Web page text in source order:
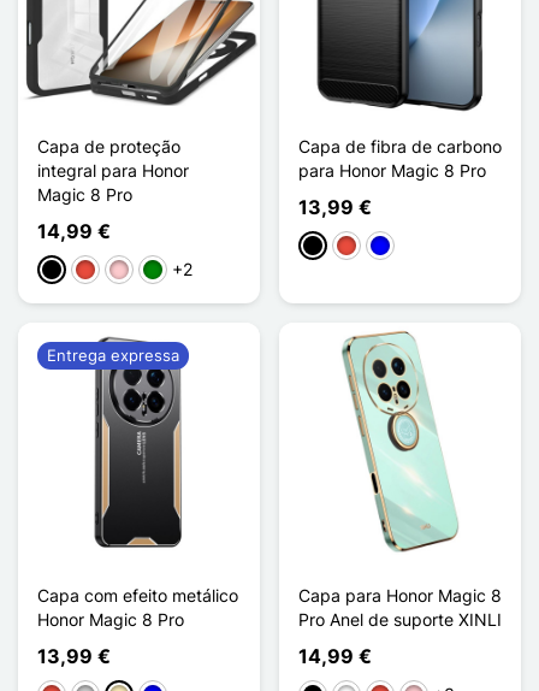
Capa de proteção
integral para Honor
Magic 8 Pro
14,99 €
PretoVermelho
RosaVerde
+2
Capa de fibra de carbono
para Honor Magic 8 Pro
13,99 €
PretoVermelho
Azul
Capa com efeito metálico
Honor Magic 8 Pro
13,99 €
Entrega expressa
Capa para Honor Magic 8
Pro Anel de suporte XINLI
14,99 €